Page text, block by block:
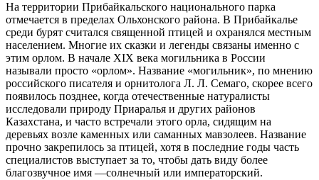
На территории Прибайкальского национального парка
отмечается в пределах Ольхонского района. В Прибайкалье
среди бурят считался священной птицей и охранялся местным
населением. Многие их сказки и легенды связаны именно с
этим орлом. В начале XIX века могильника в России
называли просто «орлом». Название «могильник», по мнению
российского писателя и орнитолога Л. Л. Семаго, скорее всего
появилось позднее, когда отечественные натуралисты
исследовали природу Приаралья и других районов
Казахстана, и часто встречали этого орла, сидящим на
деревьях возле каменных или саманных мавзолеев. Название
прочно закрепилось за птицей, хотя в последние годы часть
специалистов выступает за то, чтобы дать виду более
благозвучное имя —солнечный или императорский.